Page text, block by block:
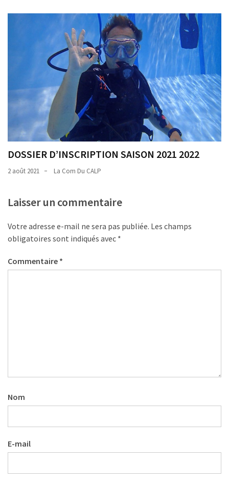
DOSSIER D’INSCRIPTION SAISON 2021 2022
2 août 2021 La Com Du CALP
Laisser un commentaire
Votre adresse e-mail ne sera pas publiée. Les champs
obligatoires sont indiqués avec *
Commentaire *
Nom
E-mail